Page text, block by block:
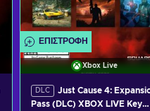
ΕΠΙΣΤΡΟΦΉ
Xbox Live
DLC
Just Cause 4:
Pass (DLC) XBOX LIVE Key